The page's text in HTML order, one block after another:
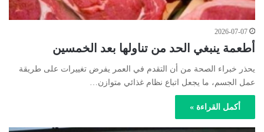
2026-07-07
أطعمة ينبغي الحد من تناولها بعد الخمسين
يحذر خبراء الصحة من أن التقدم في العمر يفرض تغييرات على طريقة
عمل الجسم، ما يجعل اتباع نظام غذائي متوازن…
أكمل القراءة »